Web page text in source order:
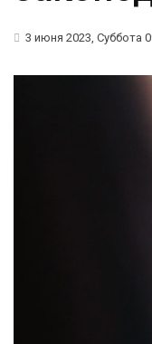
3 июня 2023, Суббота